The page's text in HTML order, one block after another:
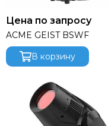
Neutrik
Neumann
OnStage
Obsidian
Pioneer
Philips
PowerSoft
Цена по запросу
ACME GEIST BSWF
В корзину